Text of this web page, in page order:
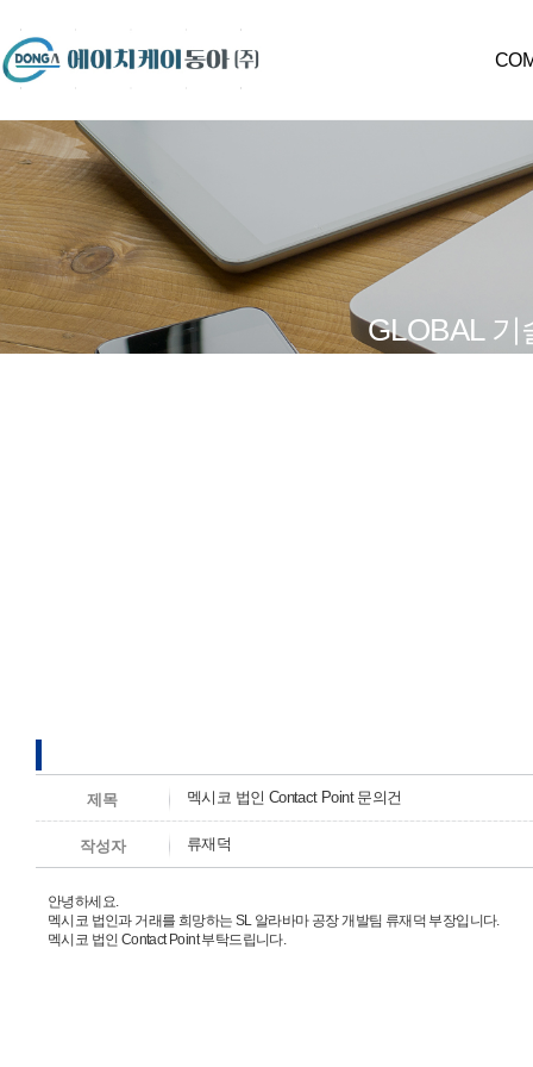
회
오
GLOBAL
제목 멕시코 법인 Contact Point 문의건
작성자 류재덕
안녕하세요.
멕시코 법인과 거래를 희망하는 SL 알라바마 공장 개발팀 류재덕 부장입니다.
멕시코 법인 Contact Point 부탁드립니다.